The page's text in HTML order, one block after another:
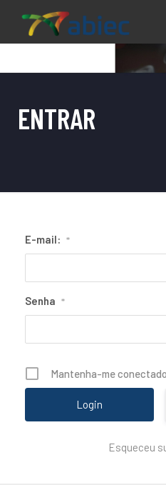
ENTRAR
E-mail: *
Senha *
Mantenha-me conectado
Esqueceu